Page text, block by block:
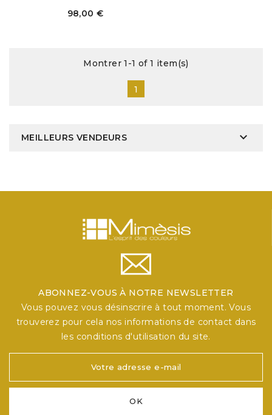
98,00 €
Montrer 1-1 of 1 item(s)
1
MEILLEURS VENDEURS 
ABONNEZ-VOUS À NOTRE NEWSLETTER
Vous pouvez vous désinscrire à tout moment. Vous
trouverez pour cela nos informations de contact dans
les conditions d'utilisation du site.